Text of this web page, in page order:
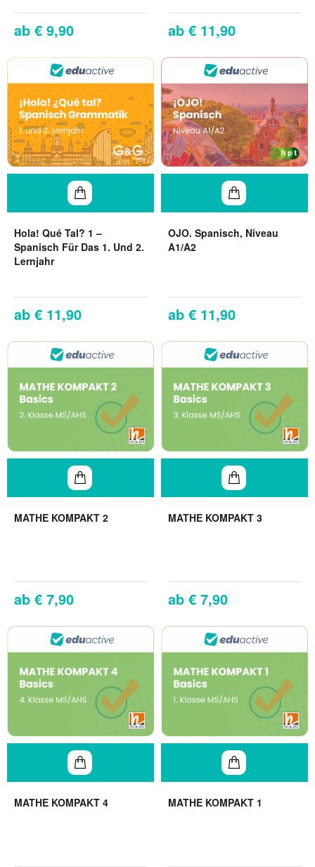
€ 9,90 € 11,90
Hola! Qué Tal? 1 –
Spanisch Für Das 1. Und 2.
Lernjahr
€ 11,90
OJO. Spanisch, Niveau
A1/A2
€ 11,90
MATHE KOMPAKT 2
€ 7,90
MATHE KOMPAKT 3
€ 7,90
MATHE KOMPAKT 4 MATHE KOMPAKT 1